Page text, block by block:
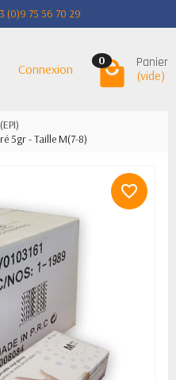
(0)9 75 56 70 29
Connexion
0 Panier
(vide)
5gr - Taille M(7-8)
favorite_border